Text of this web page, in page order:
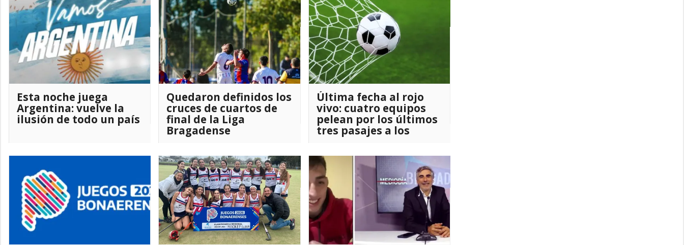
Esta noche juega
Argentina: vuelve la
ilusión de todo un país
Quedaron definidos los
cruces de cuartos de
final de la Liga
Bragadense
Última fecha al rojo
vivo: cuatro equipos
pelean por los últimos
tres pasajes a los
cuartos de final